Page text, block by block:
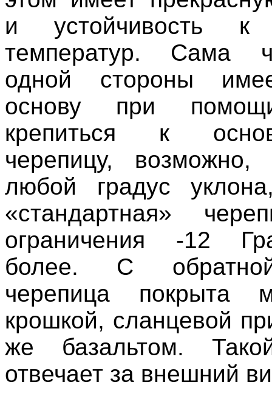
и устойчивость к
температур. Сама
одной стороны
основу при
крепиться к
черепицу, возможно,
любой градус
«стандартная»
ограничения -12
более. С
черепица покрыта
крошкой, сланцевой
же базальтом.
отвечает за внешний